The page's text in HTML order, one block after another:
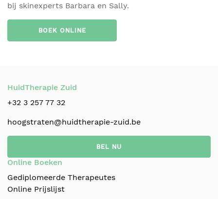
bij skinexperts Barbara en Sally.
BOEK ONLINE
HuidTherapie Zuid
+32 3 257 77 32
hoogstraten@huidtherapie-zuid.be
BEL NU
Online Boeken
Gediplomeerde Therapeutes
Online Prijslijst